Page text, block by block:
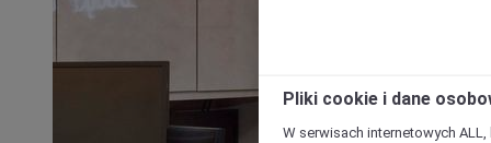
Pliki cookie i dane
W serwisach internetowych